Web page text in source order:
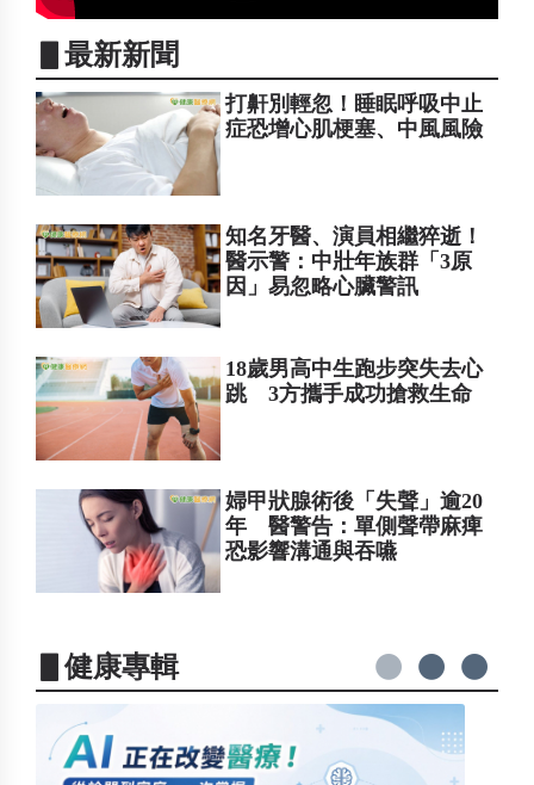
▋最新新聞
打鼾別輕忽！睡眠呼吸中止
症恐增心肌梗塞、中風風險
知名牙醫、演員相繼猝逝！
醫示警：中壯年族群「3原
因」易忽略心臟警訊
18歲男高中生跑步突失去心
跳 3方攜手成功搶救生命
婦甲狀腺術後「失聲」逾20
年 醫警告：單側聲帶麻痺
恐影響溝通與吞嚥
▋健康專輯